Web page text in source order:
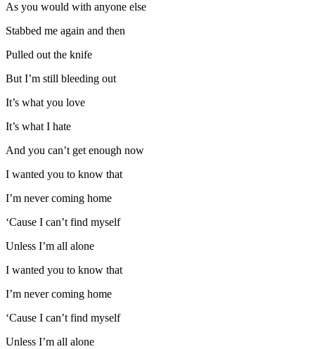
As you would with anyone else
Stabbed me again and then
Pulled out the knife
But I’m still bleeding out
It’s what you love
It’s what I hate
And you can’t get enough now
I wanted you to know that
I’m never coming home
‘Cause I can’t find myself
Unless I’m all alone
I wanted you to know that
I’m never coming home
‘Cause I can’t find myself
Unless I’m all alone